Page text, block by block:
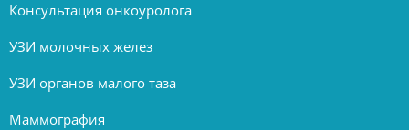
Консультация онкоуролога
УЗИ молочных желез
УЗИ органов малого таза
Маммография